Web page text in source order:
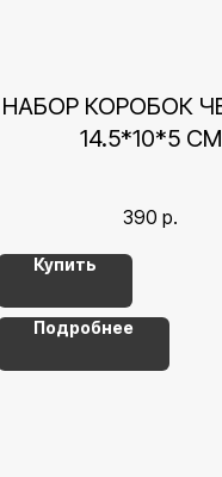
НАБОР КОРОБОК
14.5*10*5 СМ
390 р.
Купить
Подробнее